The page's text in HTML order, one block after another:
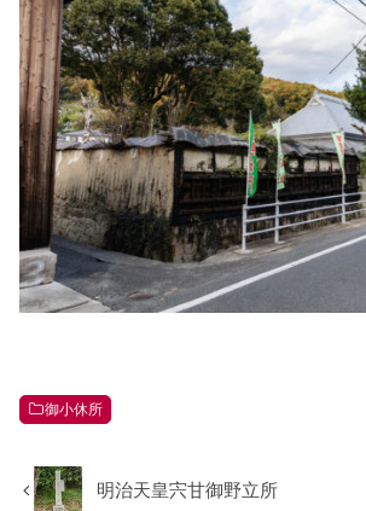
御小休所
明治天皇宍甘御野立所